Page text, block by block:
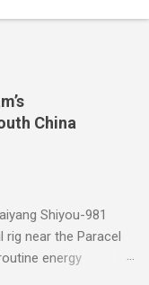
China
Shiyou-981
rig near the Paracel
energy